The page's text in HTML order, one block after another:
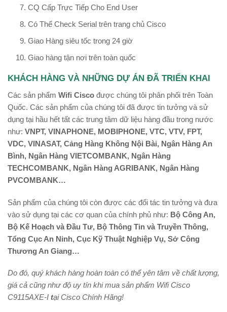
CQ Cấp Trực Tiếp Cho End User
Có Thể Check Serial trên trang chủ Cisco
Giao Hàng siêu tốc trong 24 giờ
Giao hàng tận nơi trên toàn quốc
KHÁCH HÀNG VÀ NHỮNG DỰ ÁN ĐÃ TRIỂN KHAI
Các sản phẩm Wifi Cisco được chúng tôi phân phối trên Toàn
Quốc. Các sản phẩm của chúng tôi đã được tin tưởng và sử
dụng tại hầu hết tất các trung tâm dữ liệu hàng đầu trong nước
như: VNPT, VINAPHONE, MOBIPHONE, VTC, VTV, FPT,
VDC, VINASAT, Cảng Hàng Không Nội Bài, Ngân Hàng An
Bình, Ngân Hàng VIETCOMBANK, Ngân Hàng
TECHCOMBANK, Ngân Hàng AGRIBANK, Ngân Hàng
PVCOMBANK…
Sản phẩm của chúng tôi còn được các đối tác tin tưởng và đưa
vào sử dụng tại các cơ quan của chính phủ như: Bộ Công An,
Bộ Kế Hoạch và Đầu Tư, Bộ Thông Tin và Truyền Thông,
Tổng Cục An Ninh, Cục Kỹ Thuật Nghiệp Vụ, Sở Công
Thương An Giang…
Do đó, quý khách hàng hoàn toàn có thể yên tâm về chất lượng,
giá cả cũng như độ uy tín khi mua sản phẩm Wifi Cisco
C9115AXE-I tại Cisco Chính Hãng!